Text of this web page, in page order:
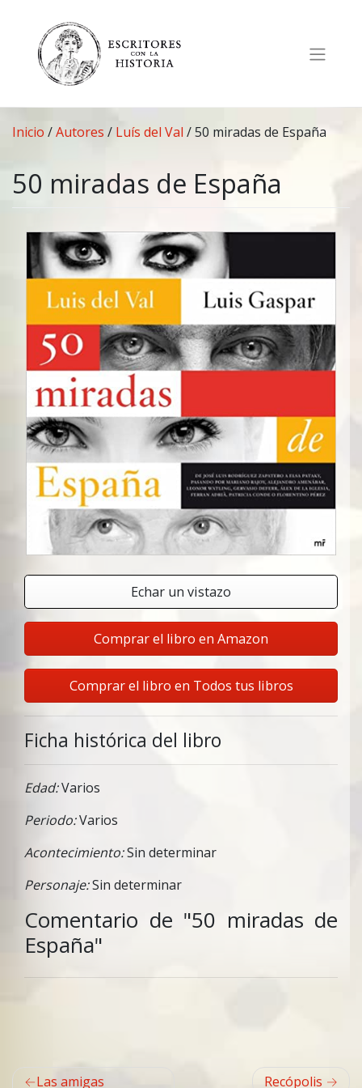
contenido
Inicio /Autores / Luís del Val /50 miradas de España
50 miradas de España
Echar un vistazo
Comprar el libro en Amazon
Comprar el libro en Todos tus libros
Ficha histórica del libro
Edad:Varios
Periodo:Varios
Acontecimiento:Sin determinar
Personaje:Sin determinar
Comentario de "50 miradas de
España"
Navegación
Las amigas Recópolis